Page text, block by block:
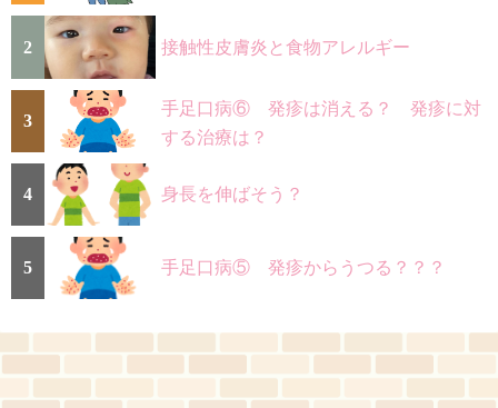
2 接触性皮膚炎と食物アレルギー
3
手足口病⑥ 発疹は消える？ 発疹に対
する治療は？
4 身長を伸ばそう？
5 手足口病⑤ 発疹からうつる？？？